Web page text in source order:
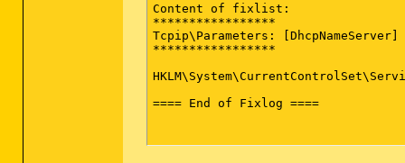
Content of fixlist:
*****************
Tcpip\Parameters:
*****************
==== End of Fixlog ====